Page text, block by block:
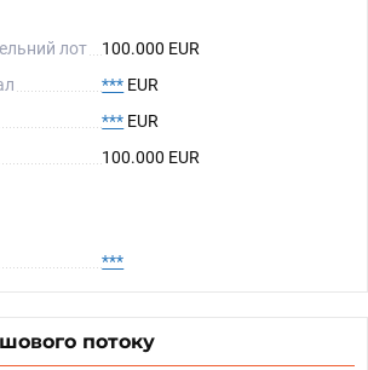
лот
100.000 EUR
*** EUR
*** EUR
100.000 EUR
***
потоку